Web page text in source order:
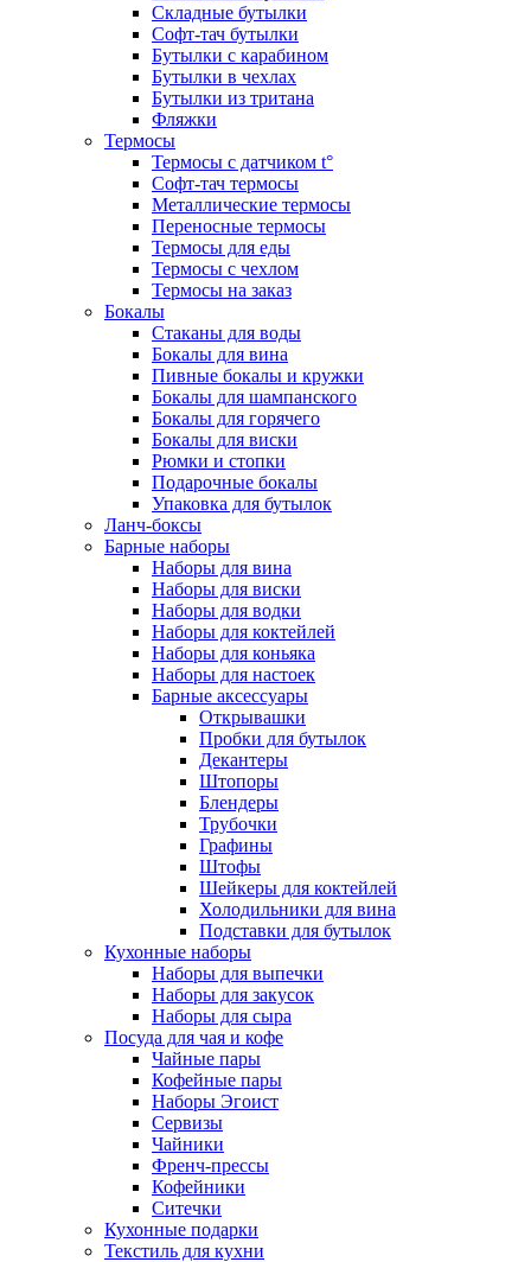
Складные бутылки
Софт-тач бутылки
Бутылки с карабином
Бутылки в чехлах
Бутылки из тритана
Фляжки
Термосы
Термосы с датчиком t°
Софт-тач термосы
Металлические термосы
Переносные термосы
Термосы для еды
Термосы с чехлом
Термосы на заказ
Бокалы
Стаканы для воды
Бокалы для вина
Пивные бокалы и кружки
Бокалы для шампанского
Бокалы для горячего
Бокалы для виски
Рюмки и стопки
Подарочные бокалы
Упаковка для бутылок
Ланч-боксы
Барные наборы
Наборы для вина
Наборы для виски
Наборы для водки
Наборы для коктейлей
Наборы для коньяка
Наборы для настоек
Барные аксессуары
Открывашки
Пробки для бутылок
Декантеры
Штопоры
Блендеры
Трубочки
Графины
Штофы
Шейкеры для коктейлей
Холодильники для вина
Подставки для бутылок
Кухонные наборы
Наборы для выпечки
Наборы для закусок
Наборы для сыра
Посуда для чая и кофе
Чайные пары
Кофейные пары
Наборы Эгоист
Сервизы
Чайники
Френч-прессы
Кофейники
Ситечки
Кухонные подарки
Текстиль для кухни